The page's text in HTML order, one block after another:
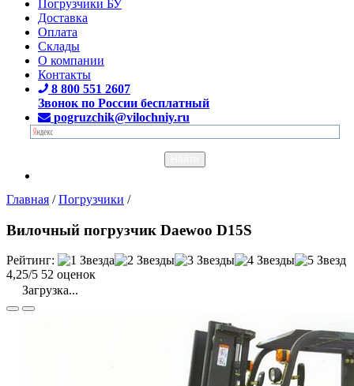
Погрузчики БУ
Доставка
Оплата
Склады
О компании
Контакты
8 800 551 2607
Звонок по России бесплатный
pogruzchik@vilochniy.ru
Главная /Погрузчики /
Вилочный погрузчик Daewoo D15S
Рейтинг:
4,25/5 52 оценок
Загрузка...